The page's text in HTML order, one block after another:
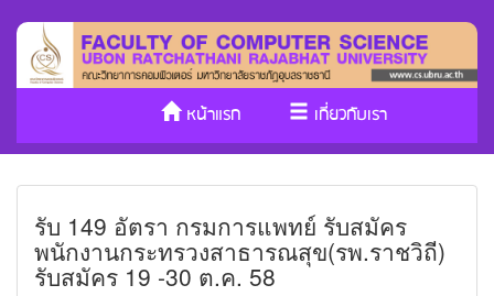
หน้าแรก
เกี่ยวกับเรา
ประกันคุณภาพ
วารสาร Cs
SDGs
รับ 149 อัตรา กรมการแพทย์ รับสมัคร
พนักงานกระทรวงสาธารณสุข(รพ.ราชวิถี)
รับสมัคร 19 -30 ต.ค. 58